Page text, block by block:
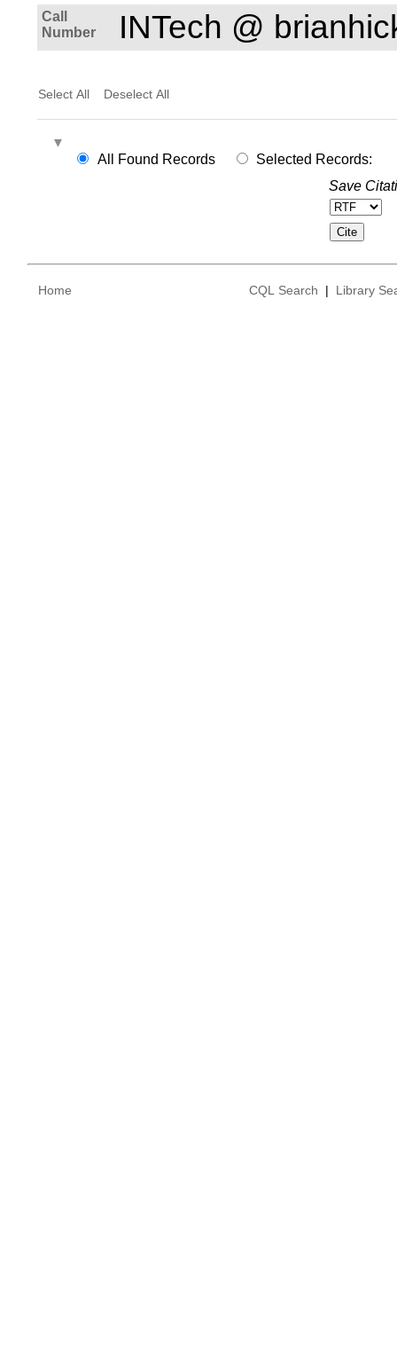
Call
Number
INTech @
Select All Deselect All
All Found Records
Selected Records:
Save
Home CQL Search | Library